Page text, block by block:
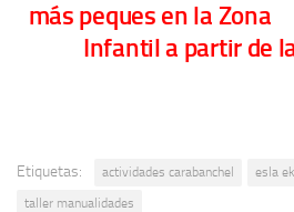
más peques en la Zona
Infantil a partir de
Etiquetas: actividades carabanchel esla
taller manualidades